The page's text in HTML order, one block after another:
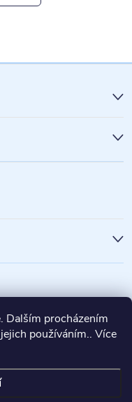
Dalším procházením
používáním.. Více